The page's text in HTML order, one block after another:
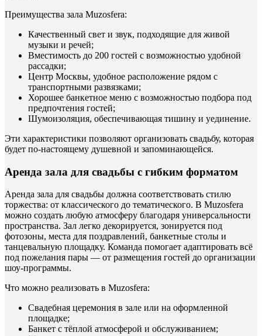
Преимущества зала Muzosfera:
Качественный свет и звук, подходящие для живой
музыки и речей;
Вместимость до 200 гостей с возможностью удобной
рассадки;
Центр Москвы, удобное расположение рядом с
транспортными развязками;
Хорошее банкетное меню с возможностью подбора под
предпочтения гостей;
Шумоизоляция, обеспечивающая тишину и уединение.
Эти характеристики позволяют организовать свадьбу, которая
будет по-настоящему душевной и запоминающейся.
Аренда зала для свадьбы с гибким форматом
Аренда зала для свадьбы должна соответствовать стилю
торжества: от классического до тематического. В Muzosfera
можно создать любую атмосферу благодаря универсальности
пространства. Зал легко декорируется, зонируется под
фотозоны, места для поздравлений, банкетные столы и
танцевальную площадку. Команда помогает адаптировать всё
под пожелания пары — от размещения гостей до организации
шоу-программы.
Что можно реализовать в Muzosfera:
Свадебная церемония в зале или на оформленной
площадке;
Банкет с тёплой атмосферой и обслуживанием;